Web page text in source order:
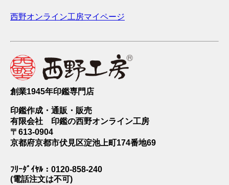
西野オンライン工房マイページ
創業1945年印鑑専門店
印鑑作成・通販・販売
有限会社 印鑑の西野オンライン工房
〒613-0904
京都府京都市伏見区淀池上町174番地69
ﾌﾘｰﾀﾞｲﾔﾙ：0120-858-240
(電話注文は不可)